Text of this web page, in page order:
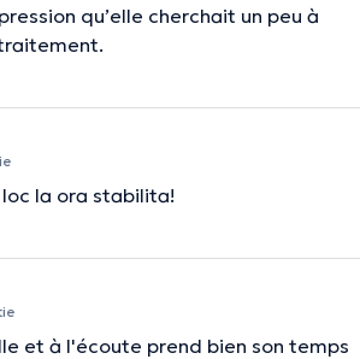
qu’elle cherchait un peu à
la ora stabilita!
et à l'écoute prend bien son temps